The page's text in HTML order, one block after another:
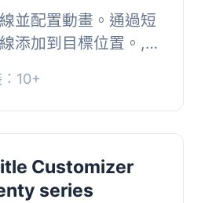
並配置動畫。通過短
添加到目標位置。, ,
題和分隔符，並有許
代碼和高性能, 適用
10+
Customizer
series